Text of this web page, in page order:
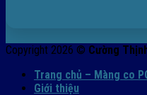
Copyright 2026 © Cường
Trang chủ – Màng co
Giới thiệu